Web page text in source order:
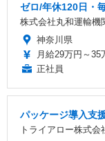
ゼロ/年休120日・
株式会社丸和運輸機
神奈川県
月給29万円～35
正社員
パッケージ導入支
トライアロー株式会